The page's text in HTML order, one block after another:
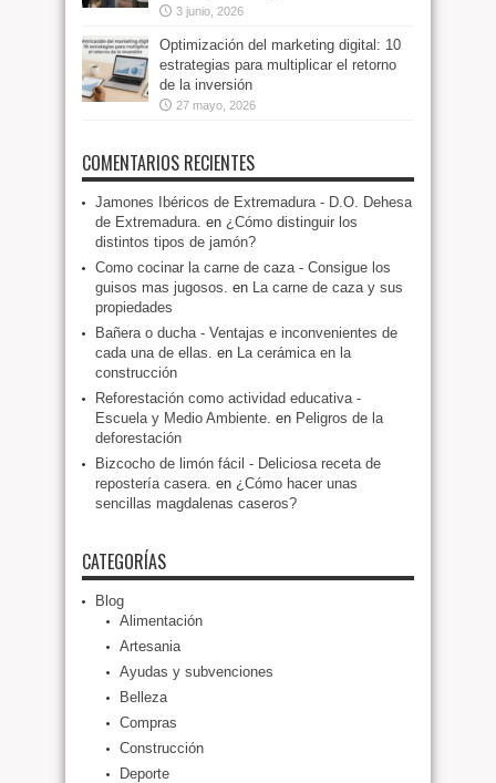
3 junio, 2026
Optimización del marketing digital: 10
estrategias para multiplicar el retorno
de la inversión
27 mayo, 2026
COMENTARIOS RECIENTES
Jamones Ibéricos de Extremadura - D.O. Dehesa
de Extremadura. en ¿Cómo distinguir los
distintos tipos de jamón?
Como cocinar la carne de caza - Consigue los
guisos mas jugosos. en La carne de caza y sus
propiedades
Bañera o ducha - Ventajas e inconvenientes de
cada una de ellas. en La cerámica en la
construcción
Reforestación como actividad educativa -
Escuela y Medio Ambiente. en Peligros de la
deforestación
Bizcocho de limón fácil - Deliciosa receta de
repostería casera. en ¿Cómo hacer unas
sencillas magdalenas caseros?
CATEGORÍAS
Blog
Alimentación
Artesania
Ayudas y subvenciones
Belleza
Compras
Construcción
Deporte